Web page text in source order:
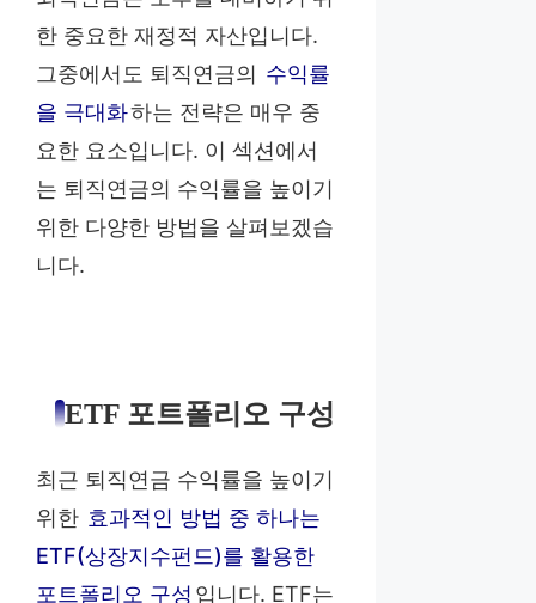
한 중요한 재정적 자산입니다.
그중에서도 퇴직연금의 수익률
을 극대화하는 전략은 매우 중
요한 요소입니다. 이 섹션에서
는 퇴직연금의 수익률을 높이기
위한 다양한 방법을 살펴보겠습
니다.
ETF 포트폴리오 구성
최근 퇴직연금 수익률을 높이기
위한 효과적인 방법 중 하나는
ETF(상장지수펀드)를 활용한
포트폴리오 구성 입니다. ETF는